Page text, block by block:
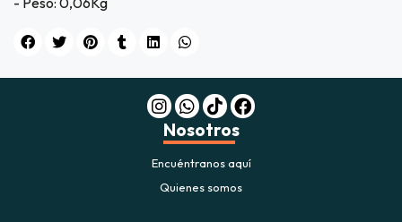
Nosotros
Encuéntranos aquí
Quienes somos